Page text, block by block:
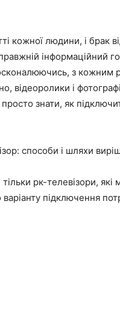
кожної людини, і брак
інформаційний
з кожним
відеоролики і
знати, як
способи і шляхи
рк-телевізори, які
підключення